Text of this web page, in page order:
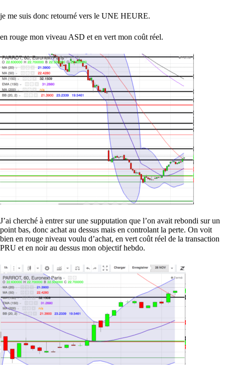
je me suis donc retourné vers le UNE HEURE.
en rouge mon viveau ASD et en vert mon coût réel.
J’ai cherché à entrer sur une supputation que l’on avait rebondi sur un
point bas, donc achat au dessus mais en controlant la perte. On voit
bien en rouge niveau voulu d’achat, en vert coût réel de la transaction
PRU et en noir au dessus mon objectif hebdo.